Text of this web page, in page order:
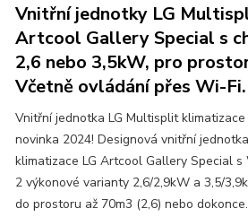
Vnitřní jednotky LG
Artcool Gallery Special s
2,6 nebo 3,5kW, pro
Včetně ovládání přes Wi-Fi.
Vnitřní jednotka LG Multisplit
novinka 2024! Designová vnitřní
klimatizace LG Artcool Gallery Special
2 výkonové varianty 2,6/2,9kW a 3,5/
do prostoru až 70m3 (2,6) nebo